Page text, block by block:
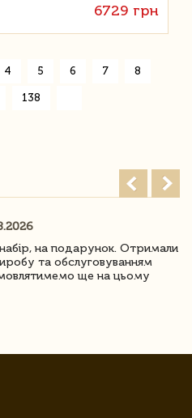
6729 грн
4 5 6 7 8
138
на подарунок. Отримали
та обслуговуванням
ще на цьому